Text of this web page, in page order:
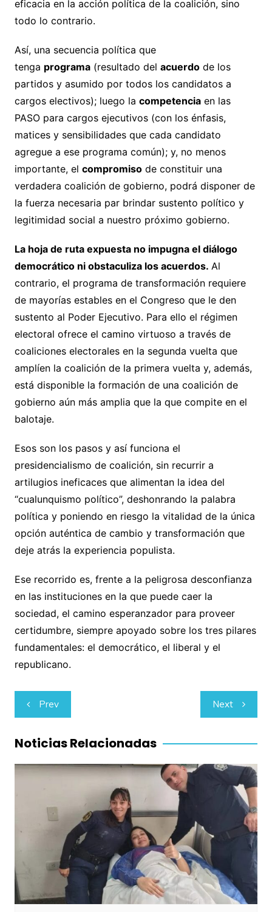
eficacia en la acción política de la coalición, sino
todo lo contrario.
Así, una secuencia política que
tenga programa(resultado del acuerdode los
partidos y asumido por todos los candidatos a
cargos electivos); luego la competenciaen las
PASO para cargos ejecutivos (con los énfasis,
matices y sensibilidades que cada candidato
agregue a ese programa común); y, no menos
importante, el compromisode constituir una
verdadera coalición de gobierno, podrá disponer de
la fuerza necesaria par brindar sustento político y
legitimidad social a nuestro próximo gobierno.
La hoja de ruta expuesta no impugna el diálogo
democrático ni obstaculiza los acuerdos. Al
contrario, el programa de transformación requiere
de mayorías estables en el Congreso que le den
sustento al Poder Ejecutivo. Para ello el régimen
electoral ofrece el camino virtuoso a través de
coaliciones electorales en la segunda vuelta que
amplíen la coalición de la primera vuelta y, además,
está disponible la formación de una coalición de
gobierno aún más amplia que la que compite en el
balotaje.
Esos son los pasos y así funciona el
presidencialismo de coalición, sin recurrir a
artilugios ineficaces que alimentan la idea del
“cualunquismo político”, deshonrando la palabra
política y poniendo en riesgo la vitalidad de la única
opción auténtica de cambio y transformación que
deje atrás la experiencia populista.
Ese recorrido es, frente a la peligrosa desconfianza
en las instituciones en la que puede caer la
sociedad, el camino esperanzador para proveer
certidumbre, siempre apoyado sobre los tres pilares
fundamentales: el democrático, el liberal y el
republicano.
Navegación
de
entradas
Prev Next
Noticias Relacionadas